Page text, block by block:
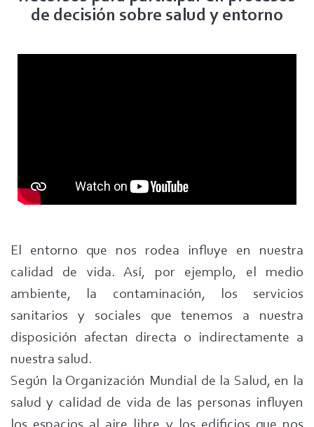
de decisión sobre salud y entorno
El entorno que nos rodea influye en nuestra
calidad de vida. Así, por ejemplo, el medio
ambiente, la contaminación, los servicios
sanitarios y sociales que tenemos a nuestra
disposición afectan directa o indirectamente a
nuestra salud.
Según la Organización Mundial de la Salud, en la
salud y calidad de vida de las personas influyen